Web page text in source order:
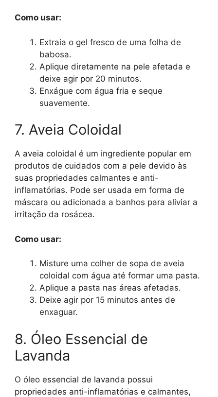
Como usar:
Extraia o gel fresco de uma folha de
babosa.
Aplique diretamente na pele afetada e
deixe agir por 20 minutos.
Enxágue com água fria e seque
suavemente.
7. Aveia Coloidal
A aveia coloidal é um ingrediente popular em
produtos de cuidados com a pele devido às
suas propriedades calmantes e anti-
inflamatórias. Pode ser usada em forma de
máscara ou adicionada a banhos para aliviar a
irritação da rosácea.
Como usar:
Misture uma colher de sopa de aveia
coloidal com água até formar uma pasta.
Aplique a pasta nas áreas afetadas.
Deixe agir por 15 minutos antes de
enxaguar.
8. Óleo Essencial de
Lavanda
O óleo essencial de lavanda possui
propriedades anti-inflamatórias e calmantes,